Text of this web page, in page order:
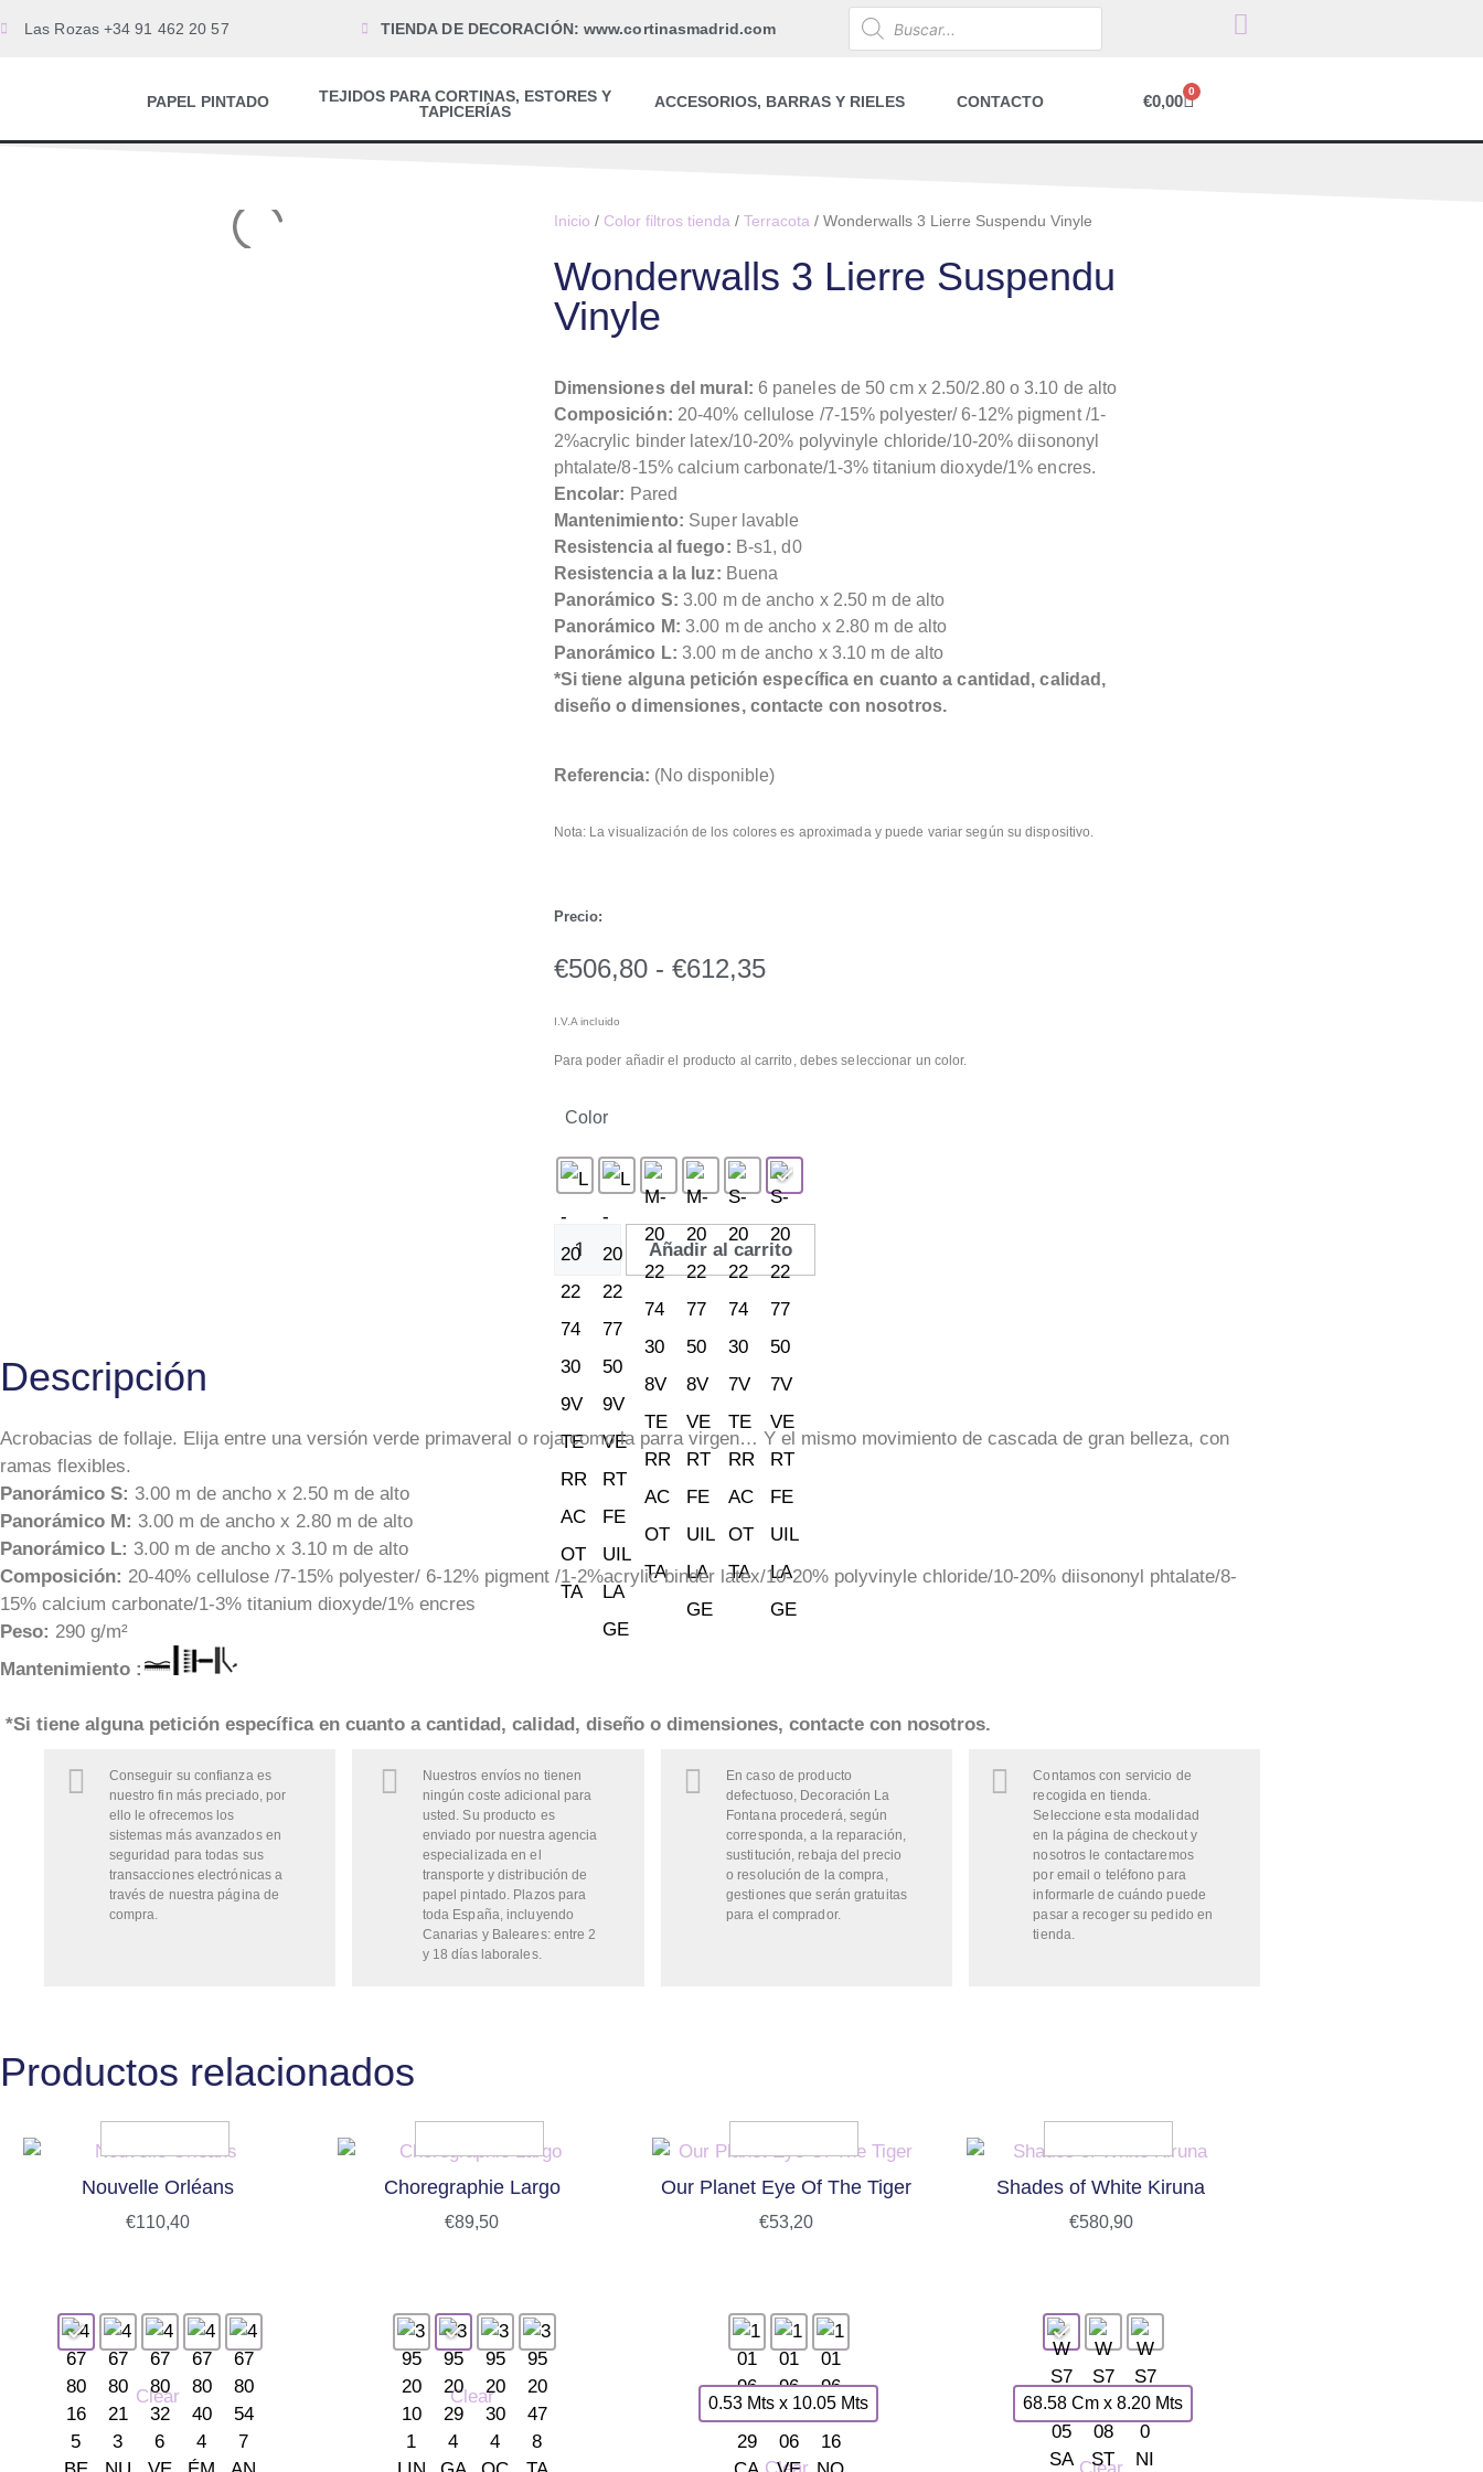
Las Rozas +34 91 462 20 57 TIENDA DE DECORACIÓN: www.cortinasmadrid.com
PAPEL PINTADO
TEJIDOS PARA CORTINAS, ESTORES Y
TAPICERÍAS
ACCESORIOS, BARRAS Y RIELES CONTACTO €0,00 0
Inicio / Color filtros tienda / Terracota / Wonderwalls 3 Lierre Suspendu Vinyle
Wonderwalls 3 Lierre Suspendu
Vinyle
Dimensiones del mural: 6 paneles de 50 cm x 2.50/2.80 o 3.10 de alto
Composición: 20-40% cellulose /7-15% polyester/ 6-12% pigment /1-
2%acrylic binder latex/10-20% polyvinyle chloride/10-20% diisononyl
phtalate/8-15% calcium carbonate/1-3% titanium dioxyde/1% encres.
Encolar: Pared
Mantenimiento: Super lavable
Resistencia al fuego: B-s1, d0
Resistencia a la luz: Buena
Panorámico S: 3.00 m de ancho x 2.50 m de alto
Panorámico M: 3.00 m de ancho x 2.80 m de alto
Panorámico L: 3.00 m de ancho x 3.10 m de alto
*Si tiene alguna petición específica en cuanto a cantidad, calidad,
diseño o dimensiones, contacte con nosotros.
Referencia: (No disponible)
Nota: La visualización de los colores es aproximada y puede variar según su dispositivo.
Precio:
€506,80 - €612,35
I.V.A incluido
Para poder añadir el producto al carrito, debes seleccionar un color.
Color
Añadir al carrito
Descripción
Acrobacias de follaje. Elija entre una versión verde primaveral o roja como la parra virgen… Y el mismo movimiento de cascada de gran belleza, con
ramas flexibles.
Panorámico S: 3.00 m de ancho x 2.50 m de alto
Panorámico M: 3.00 m de ancho x 2.80 m de alto
Panorámico L: 3.00 m de ancho x 3.10 m de alto
Composición: 20-40% cellulose /7-15% polyester/ 6-12% pigment /1-2%acrylic binder latex/10-20% polyvinyle chloride/10-20% diisononyl phtalate/8-
15% calcium carbonate/1-3% titanium dioxyde/1% encres
Peso: 290 g/m²
Mantenimiento :
*Si tiene alguna petición específica en cuanto a cantidad, calidad, diseño o dimensiones, contacte con nosotros.
Conseguir su confianza es
nuestro fin más preciado, por
ello le ofrecemos los
sistemas más avanzados en
seguridad para todas sus
transacciones electrónicas a
través de nuestra página de
compra.
Nuestros envíos no tienen
ningún coste adicional para
usted. Su producto es
enviado por nuestra agencia
especializada en el
transporte y distribución de
papel pintado. Plazos para
toda España, incluyendo
Canarias y Baleares: entre 2
y 18 días laborales.
En caso de producto
defectuoso, Decoración La
Fontana procederá, según
corresponda, a la reparación,
sustitución, rebaja del precio
o resolución de la compra,
gestiones que serán gratuitas
para el comprador.
Contamos con servicio de
recogida en tienda.
Seleccione esta modalidad
en la página de checkout y
nosotros le contactaremos
por email o teléfono para
informarle de cuándo puede
pasar a recoger su pedido en
tienda.
Productos relacionados
Nouvelle Orléans
€110,40
Clear
Choregraphie Largo
€89,50
Clear
Our Planet Eye Of The Tiger
€53,20
0.53 Mts x 10.05 Mts
Shades of White Kiruna
€580,90
68.58 Cm x 8.20 Mts